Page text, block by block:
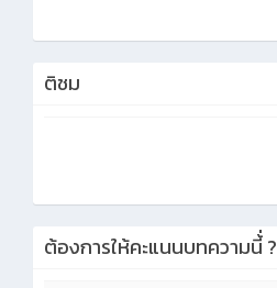
ติชม
ต้องการให้คะแนนบทความนี้่ ?